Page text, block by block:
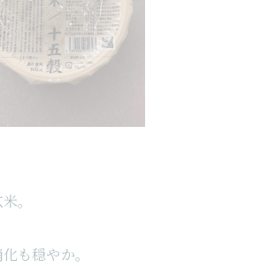
。
も穏やか。